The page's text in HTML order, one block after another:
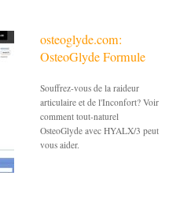
osteoglyde.com:
OsteoGlyde Formule
Souffrez-vous de la raideur
articulaire et de l'Inconfort? Voir
comment tout-naturel
OsteoGlyde avec HYALX/3 peut
vous aider.